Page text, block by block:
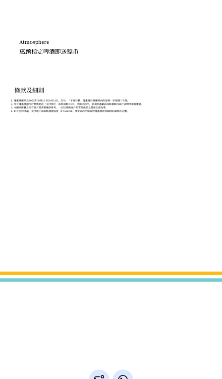
Atmosphere
惠顾指定啤酒即送镖币
條款及細則
優惠推廣期為2025年10月1日至10月31日。其中，「平日狂歡」優惠僅於推廣期內的星期一至星期三有效。
所有優惠僅適用於參與是次「尖沙咀中 · 美酒美饌 2025」活動之商戶，並須於惠顧前或點餐時向商戶表明享用此優惠。
本網站所載之所有圖片及資料僅供參考，一切以參與商戶的實際出品及最新公佈為準。
如有任何爭議，尖沙咀中部策略發展協會（T-Central）及參與商戶保留對優惠條款及細則的最終決定權。